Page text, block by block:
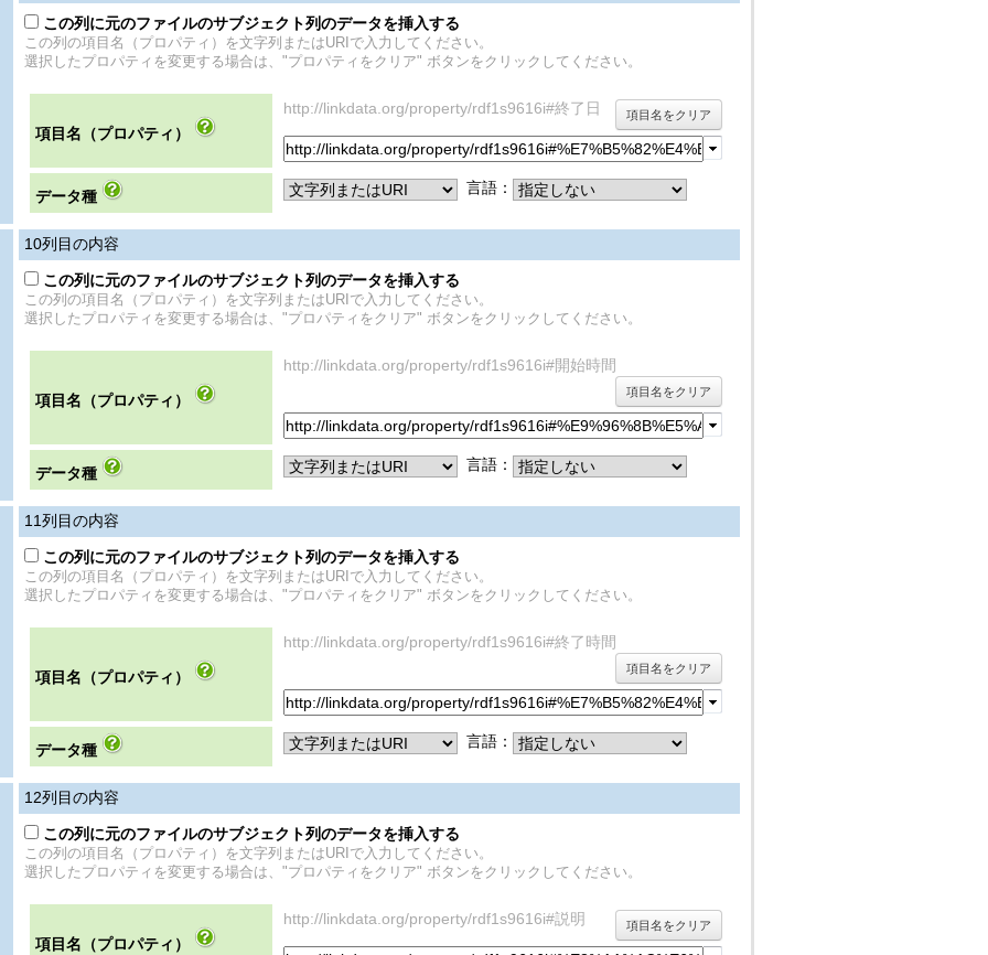
この列に元のファイルのサブジェクト列のデータを挿入する
この列の項目名（プロパティ）を文字列またはURIで入力してください。
選択したプロパティを変更する場合は、"プロパティをクリア" ボタンをクリックしてください。
項目名（プロパティ）
http://linkdata.org/property/rdf1s9616i#終了日 項目名をクリア
データ種 言語：
10列目の内容
この列に元のファイルのサブジェクト列のデータを挿入する
この列の項目名（プロパティ）を文字列またはURIで入力してください。
選択したプロパティを変更する場合は、"プロパティをクリア" ボタンをクリックしてください。
項目名（プロパティ）
http://linkdata.org/property/rdf1s9616i#開始時間
項目名をクリア
データ種 言語：
11列目の内容
この列に元のファイルのサブジェクト列のデータを挿入する
この列の項目名（プロパティ）を文字列またはURIで入力してください。
選択したプロパティを変更する場合は、"プロパティをクリア" ボタンをクリックしてください。
項目名（プロパティ）
http://linkdata.org/property/rdf1s9616i#終了時間
項目名をクリア
データ種 言語：
12列目の内容
この列に元のファイルのサブジェクト列のデータを挿入する
この列の項目名（プロパティ）を文字列またはURIで入力してください。
選択したプロパティを変更する場合は、"プロパティをクリア" ボタンをクリックしてください。
項目名（プロパティ）
http://linkdata.org/property/rdf1s9616i#説明 項目名をクリア